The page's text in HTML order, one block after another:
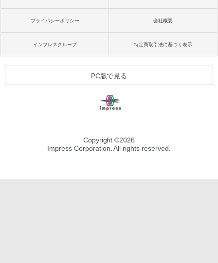
プライバシーポリシー 会社概要
インプレスグループ 特定商取引法に基づく表示
PC版で見る
Copyright ©2026
Impress Corporation. All rights reserved.